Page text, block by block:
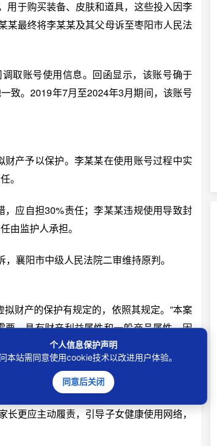
于购买装备、皮肤和道具，这些投入因李
某最终将李某某及其父母诉至枣阳市人民法
取账号使用信息。回函显示，该账号确于
致。2019年7月至2024年3月期间，该账号
产予以保护。李某某在使用账号过程中实
。
应自担30%责任；李某某违规使用导致封
由监护人承担。
襄阳市中级人民法院二审维持原判。
财产的保护有规定的，依照其规定。”本案
，具有财产利益属性和一般商品属性，因
应承担相应赔偿责任。
，不租借、不出售、不共享账号，避免引
存好充值记录、实名认证等关键证据，守
更应主动履责，引导子女健康使用网络，
个人信息保护声明
本站需同意使用cookie技术以改进用户体验。
同意后关闭